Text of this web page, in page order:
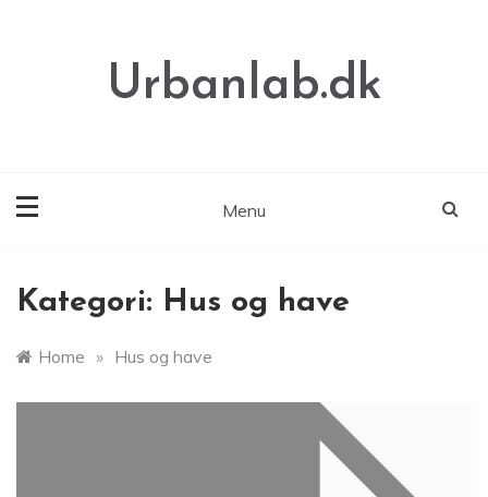
Urbanlab.dk
Menu
Kategori: Hus og have
Home » Hus og have